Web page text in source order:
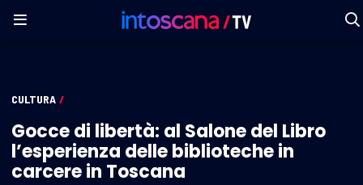
CULTURA /
Gocce di libertà: al Salone del Libro
l’esperienza delle biblioteche in
carcere in Toscana